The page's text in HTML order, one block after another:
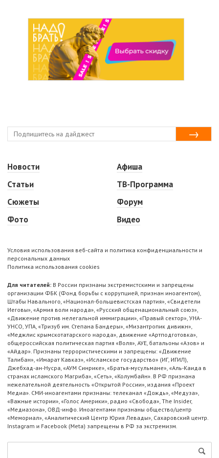
Новости
Статьи
Сюжеты
Фото
Афиша
ТВ-Программа
Форум
Видео
Условия использования веб-сайта и политика конфиденциальности и
персональных данных
Политика использования cookies
Для читателей: В России признаны экстремистскими и запрещены
организации ФБК (Фонд борьбы с коррупцией, признан иноагентом),
Штабы Навального, «Национал-большевистская партия», «Свидетели
Иеговы», «Армия воли народа», «Русский общенациональный союз»,
«Движение против нелегальной иммиграции», «Правый сектор», УНА-
УНСО, УПА, «Тризуб им. Степана Бандеры», «Мизантропик дивижн»,
«Меджлис крымскотатарского народа», движение «Артподготовка»,
общероссийская политическая партия «Воля», АУЕ, батальоны «Азов» и
«Айдар». Признаны террористическими и запрещены: «Движение
Талибан», «Имарат Кавказ», «Исламское государство» (ИГ, ИГИЛ),
Джебхад-ан-Нусра, «АУМ Синрике», «Братья-мусульмане», «Аль-Каида в
странах исламского Магриба», «Сеть», «Колумбайн». В РФ признана
нежелательной деятельность «Открытой России», издания «Проект
Медиа». СМИ-иноагентами признаны: телеканал «Дождь», «Медуза»,
«Важные истории», «Голос Америки», радио «Свобода», The Insider,
«Медиазона», ОВД-инфо. Иноагентами признаны общество/центр
«Мемориал», «Аналитический Центр Юрия Левады», Сахаровский центр.
Instagram и Facebook (Metа) запрещены в РФ за экстремизм.